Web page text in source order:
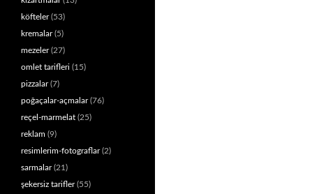
köfteler(53)
kremalar(5)
mezeler(27)
omlet tarifleri (15)
pizzalar(7)
poğaçalar-açmalar(76)
reçel-marmelat (25)
reklam (9)
resimlerim-fotograflar(2)
sarmalar(21)
şekersiz tarifler(55)